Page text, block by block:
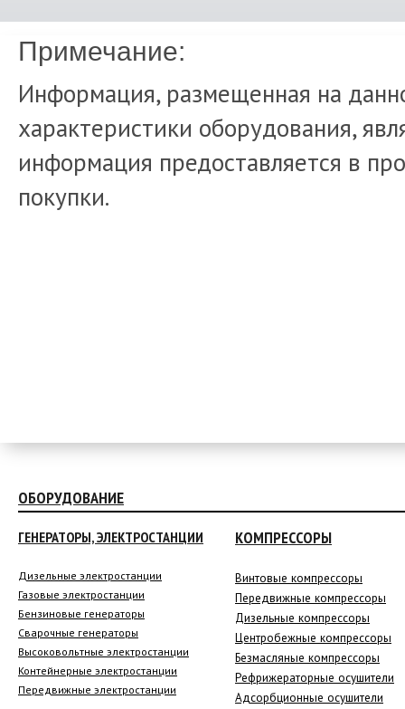
Примечание:
Информация, размещенная на
характеристики оборудования,
информация предоставляется в
покупки.
ОБОРУДОВАНИЕ
ГЕНЕРАТОРЫ, ЭЛЕКТРОСТАНЦИИ
Дизельные электростанции
Газовые электростанции
Бензиновые генераторы
Сварочные генераторы
Высоковольтные электростанции
Контейнерные электростанции
Передвижные электростанции
КОМПРЕССОРЫ
Винтовые компрессоры
Передвижные компрессоры
Дизельные компрессоры
Центробежные компрессоры
Безмасляные компрессоры
Рефрижераторные осушители
Адсорбционные осушители